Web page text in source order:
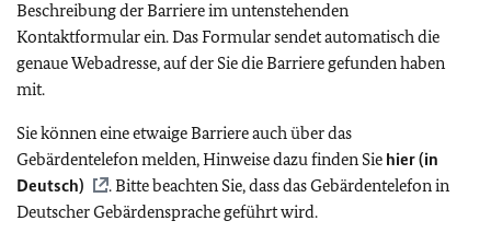
Beschreibung der Barriere im untenstehenden
Kontaktformular ein. Das Formular sendet automatisch die
genaue Webadresse, auf der Sie die Barriere gefunden haben
mit.
Sie können eine etwaige Barriere auch über das
Gebärdentelefon melden, Hinweise dazu finden Sie hier (in
Deutsch)
. Bitte beachten Sie, dass das Gebärdentelefon in
Deutscher Gebärdensprache geführt wird.